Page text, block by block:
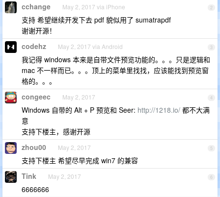
2
cchange May 2, 2017 via iPhone
支持 希望继续开发下去 pdf 貌似用了 sumatrapdf
谢谢开源！
3
codehz May 2, 2017 via Android
我记得 windows 本来是自带文件预览功能的。。。只是逻辑和
mac 不一样而已。。。顶上的菜单里找找，应该能找到预览窗
格的。。。
4
congeec May 2, 2017
Windows 自带的 Alt + P 预览和 Seer: http://1218.io/ 都不大满
意
支持下楼主，感谢开源
5
zhou00 May 2, 2017
支持下楼主 希望尽早完成 win7 的兼容
6
Tink May 2, 2017
6666666